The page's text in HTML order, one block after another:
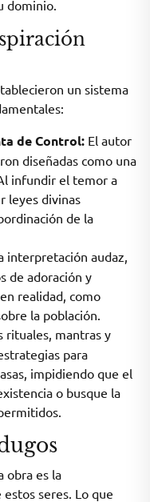
dominio.
un sistema
de Control: El autor
diseñadas como una
infundir el temor a
leyes divinas
de la
interpretación audaz,
de adoración y
realidad, como
la población.
rituales, mantras y
para
impidiendo que el
o busque la
obra es la
seres. Lo que